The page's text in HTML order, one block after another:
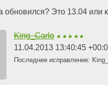
обновился? Это 13.04 или
King_Carlo ★★★★★
11.04.2013 13:40:45
Последнее исправление: